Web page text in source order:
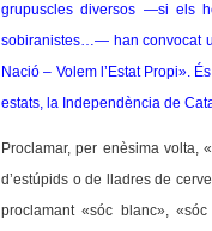
grupuscles diversos —si els
sobiranistes…— han convocat
Nació – Volem l’Estat Propi».
estats, la Independència de
Proclamar, per enèsima volta,
d’estúpids o de lladres de
proclamant «sóc blanc»,